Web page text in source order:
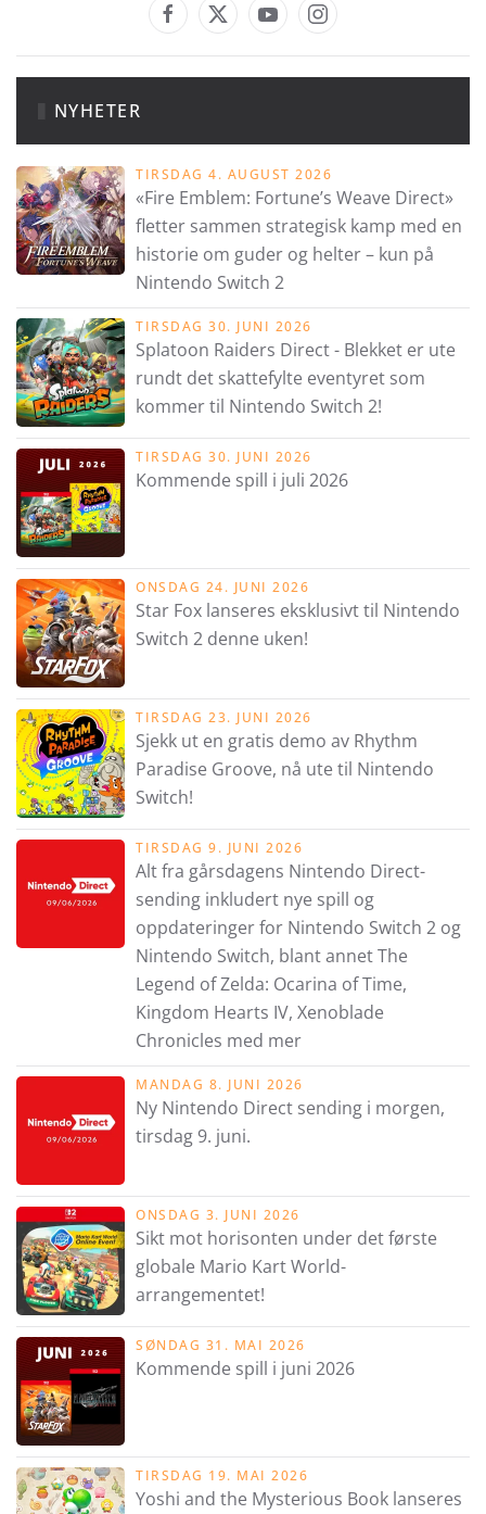
NYHETER
TIRSDAG 4. AUGUST 2026
«Fire Emblem: Fortune’s Weave Direct»
fletter sammen strategisk kamp med en
historie om guder og helter – kun på
Nintendo Switch 2
TIRSDAG 30. JUNI 2026
Splatoon Raiders Direct - Blekket er ute
rundt det skattefylte eventyret som
kommer til Nintendo Switch 2!
TIRSDAG 30. JUNI 2026
Kommende spill i juli 2026
ONSDAG 24. JUNI 2026
Star Fox lanseres eksklusivt til Nintendo
Switch 2 denne uken!
TIRSDAG 23. JUNI 2026
Sjekk ut en gratis demo av Rhythm
Paradise Groove, nå ute til Nintendo
Switch!
TIRSDAG 9. JUNI 2026
Alt fra gårsdagens Nintendo Direct-
sending inkludert nye spill og
oppdateringer for Nintendo Switch 2 og
Nintendo Switch, blant annet The
Legend of Zelda: Ocarina of Time,
Kingdom Hearts IV, Xenoblade
Chronicles med mer
MANDAG 8. JUNI 2026
Ny Nintendo Direct sending i morgen,
tirsdag 9. juni.
ONSDAG 3. JUNI 2026
Sikt mot horisonten under det første
globale Mario Kart World-
arrangementet!
SØNDAG 31. MAI 2026
Kommende spill i juni 2026
TIRSDAG 19. MAI 2026
Yoshi and the Mysterious Book lanseres